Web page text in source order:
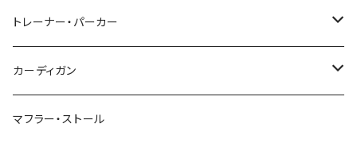
48/L
50/XL～
46/M
48/L
50/XL～
～44/S
46/M
48/L
トレーナー・パーカー
～44/S
46/M
カーディガン
～44/S
マフラー・ストール